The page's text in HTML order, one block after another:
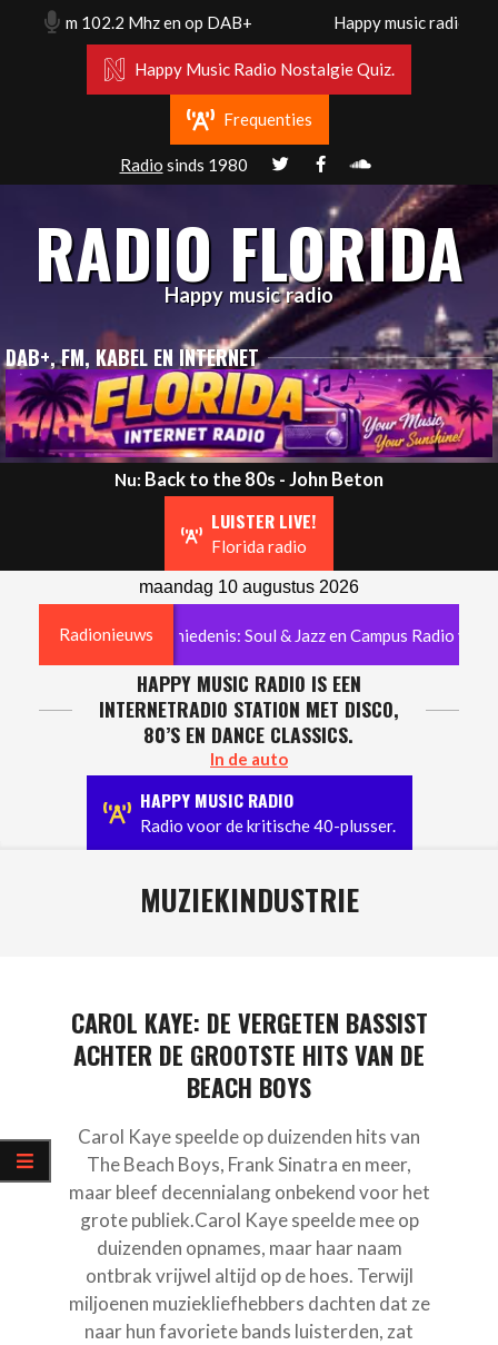
Fm 102.2 Mhz en op DAB+ Happy music radio.
Happy Music Radio Nostalgie Quiz.
Frequenties
Radio sinds 1980
RADIO FLORIDA
Happy music radio
DAB+, FM, KABEL EN INTERNET
Nu: Back to the 80s - John Beton
LUISTER LIVE!
Florida radio
maandag 10 augustus 2026
Radionieuws
radiogeschiedenis: Soul & Jazz en Campus Radio
HAPPY MUSIC RADIO IS EEN
INTERNETRADIO STATION MET DISCO,
80’S EN DANCE CLASSICS.
In de auto
HAPPY MUSIC RADIO
Radio voor de kritische 40-plusser.
MUZIEKINDUSTRIE
CAROL KAYE: DE VERGETEN BASSIST
ACHTER DE GROOTSTE HITS VAN DE
BEACH BOYS
Carol Kaye speelde op duizenden hits van
The Beach Boys, Frank Sinatra en meer,
maar bleef decennialang onbekend voor het
grote publiek.Carol Kaye speelde mee op
duizenden opnames, maar haar naam
ontbrak vrijwel altijd op de hoes. Terwijl
miljoenen muziekliefhebbers dachten dat ze
naar hun favoriete bands luisterden, zat